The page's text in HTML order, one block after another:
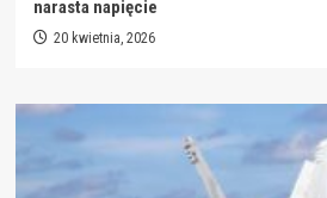
narasta napięcie
20 kwietnia, 2026